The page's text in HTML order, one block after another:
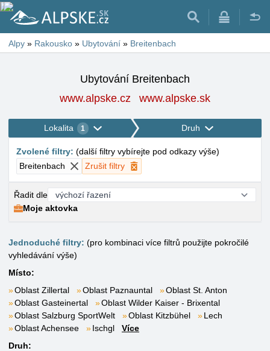
Alpy » Rakousko » Ubytování » Breitenbach
Ubytování Breitenbach
www.alpske.cz
www.alpske.sk
Lokalita 1 Druh
Zvolené filtry: (další filtry vybírejte pod odkazy výše)
Breitenbach
Zrušit filtry
Řadit dle
Moje aktovka
Jednoduché filtry: (pro kombinaci více filtrů použijte pokročilé
vyhledávání výše)
Místo:
Oblast Zillertal
Oblast Paznauntal
Oblast St. Anton
Oblast Gasteinertal
Oblast Wilder Kaiser - Brixental
Oblast Salzburg SportWelt
Oblast Kitzbühel
Lech
Oblast Achensee
Ischgl
Více
Druh: